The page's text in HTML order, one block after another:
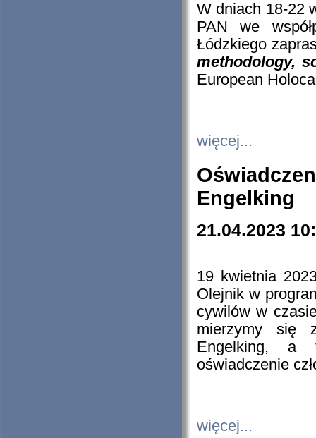
W dniach 18-22
PAN we
Łódzkiego
methodology,
European
więcej...
Engelking
21.04.2023
19 kwietnia
Olejnik w
cywilów w
mierzymy się
Engelking, a
oświadczenie
więcej...